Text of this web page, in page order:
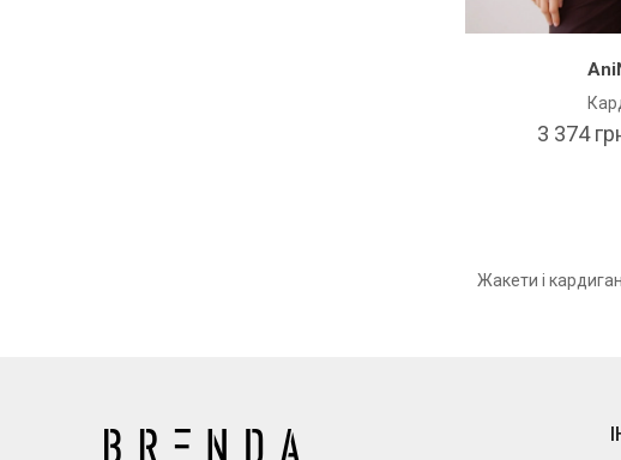
3 374
Жакети і